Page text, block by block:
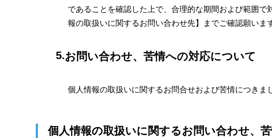
であることを確認した上で、合理的な期間および範囲
報の取扱いに関するお問い合わせ先】までご確認願いま
お問い合わせ、苦情への対応について
個人情報の取扱いに関するお問合せおよび苦情につきま
個人情報の取扱いに関するお問い合わせ、